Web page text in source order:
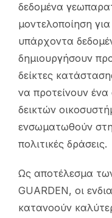
δεδομένα
μοντελοποίηση
υπάρχοντα
δημιουργήσουν
δείκτες
να προτείνουν
δεικτών
ενσωματωθούν
πολιτικές δράσεις.
Ως αποτέλεσμα
GUARDEN, οι
κατανοούν